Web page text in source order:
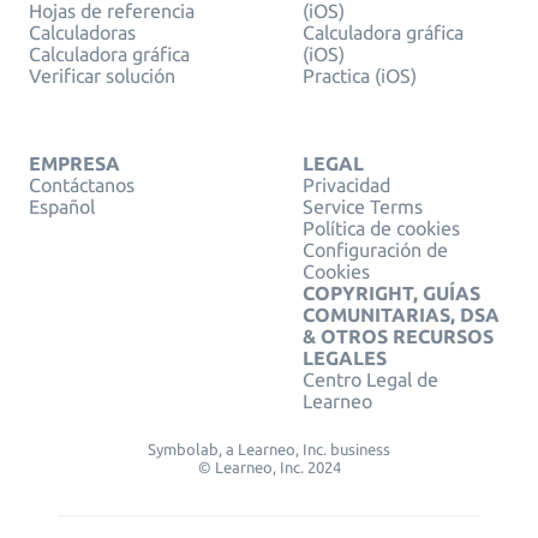
Hojas de referencia
Calculadoras
Calculadora gráfica
Verificar solución
(iOS)
Calculadora gráfica
(iOS)
Practica (iOS)
EMPRESA
Contáctanos
Español
LEGAL
Privacidad
Service Terms
Política de cookies
Configuración de
Cookies
COPYRIGHT, GUÍAS
COMUNITARIAS, DSA
& OTROS RECURSOS
LEGALES
Centro Legal de
Learneo
Symbolab, a Learneo, Inc. business
© Learneo, Inc. 2024